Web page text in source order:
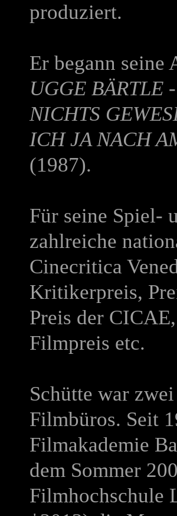
produziert.
Er begann seine
UGGE BÄRTLE
NICHTS
ICH JA NACH
(1987).
Für seine Spiel-
zahlreiche
Cinecritica
Kritikerpreis,
Preis der
Filmpreis etc.
Schütte war
Filmbüros. Seit
Filmakademie
dem Sommer
Filmhochschule